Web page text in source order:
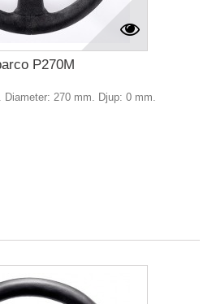
P270M
Diameter: 270 mm. Djup: 0 mm.